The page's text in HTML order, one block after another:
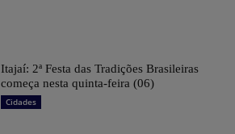
​Itajaí: 2ª Festa das Tradições Brasileiras
começa nesta quinta-feira (06)
Cidades